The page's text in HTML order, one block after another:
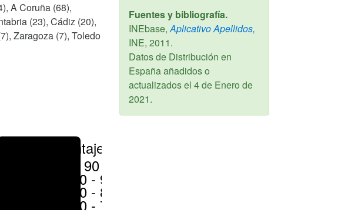
A Coruña (68),
(23), Cádiz (20),
Zaragoza (7), Toledo
Porcentajes
> 90 %
80 - 90 %
70 - 80 %
50 - 70 %
Fuentes y bibliografía.
INEbase,Aplicativo Apellidos,
INE, 2011.
Datos de Distribución en
España añadidos o
actualizados el 4 de Enero de
2021.